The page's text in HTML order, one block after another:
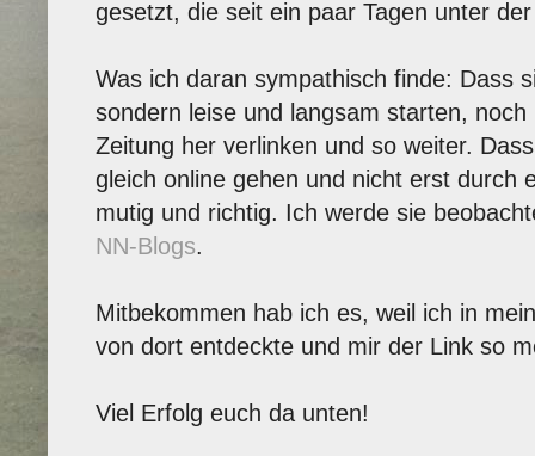
gesetzt, die seit ein paar Tagen unter
Was ich daran sympathisch finde: Dass
sondern leise und langsam starten,
Zeitung her verlinken und so weiter.
gleich online gehen und nicht erst durch
mutig und richtig. Ich werde sie
NN-Blogs.
Mitbekommen hab ich es, weil ich in
von dort entdeckte und mir der Link so
Viel Erfolg euch da unten!